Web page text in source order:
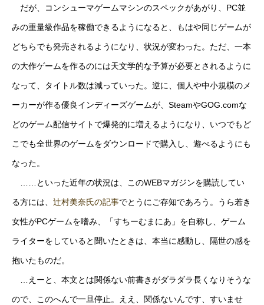
だが、コンシューマゲームマシンのスペックがあがり、PC並
みの重量級作品を稼働できるようになると、もはや同じゲームが
どちらでも発売されるようになり、状況が変わった。ただ、一本
の大作ゲームを作るのには天文学的な予算が必要とされるように
なって、タイトル数は減っていった。逆に、個人や中小規模のメ
ーカーが作る優良インディーズゲームが、SteamやGOG.comな
どのゲーム配信サイトで爆発的に増えるようになり、いつでもど
こでも全世界のゲームをダウンロードで購入し、遊べるようにも
なった。
……といった近年の状況は、このWEBマガジンを購読してい
る方には、 辻村美奈氏の記事でとうにご存知であろう。うら若き
女性がPCゲームを嗜み、「すちーむまにあ」を自称し、ゲーム
ライターをしていると聞いたときは、本当に感動し、隔世の感を
抱いたものだ。
…えーと、本文とは関係ない前書きがダラダラ長くなりそうな
ので、このへんで一旦停止。ええ、関係ないんです、すいませ